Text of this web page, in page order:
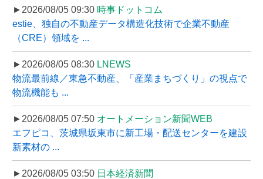
►2026/08/05 09:30 時事ドットコム
estie、独自の不動産データ構造化技術で企業不動産
（CRE）領域を ...
►2026/08/05 08:30 LNEWS
物流最前線／東急不動産、「産業まちづくり」の視点で
物流機能も ...
►2026/08/05 07:50 オートメーション新聞WEB
エフピコ、茨城県坂東市に新工場・配送センターを建設
新素材の ...
►2026/08/05 03:50 日本経済新聞